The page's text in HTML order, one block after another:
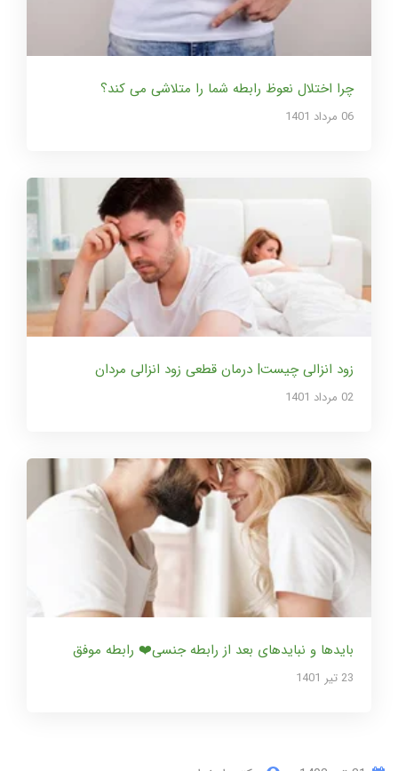
چرا اختلال نعوظ رابطه شما را متلاشی می کند؟
06 مرداد 1401
زود انزالی چیست| درمان قطعی زود انزالی مردان
02 مرداد 1401
بایدها و نبایدهای بعد از رابطه جنسی❤️ رابطه موفق
23 تير 1401